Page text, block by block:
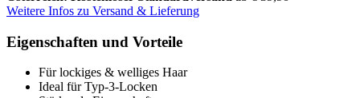
Weitere Infos zu Versand & Lieferung
Eigenschaften und Vorteile
Für lockiges & welliges Haar
Ideal für Typ-3-Locken